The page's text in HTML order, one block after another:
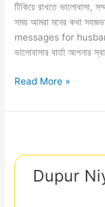
টিকিয়ে রাখতে
সময় আমরা মনের কথা
messages for husband
ভালোবাসার বার্তা আপনার
Romantic
Messages
স্বামীর
Read More »
Dupur